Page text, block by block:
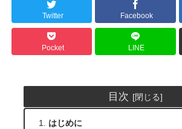
Twitter Facebook
Pocket LINE
目次
はじめに